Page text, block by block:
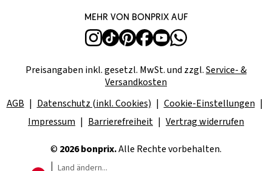
Mehr von bonprix auf
Preisangaben inkl. gesetzl. MwSt. und zzgl.Service- &
Versandkosten
AGB
Datenschutz (inkl. Cookies)
Cookie-Einstellungen
Impressum
Barrierefreiheit Vertrag widerrufen
© 2026 bonprix.Alle Rechte vorbehalten.
Land ändern...